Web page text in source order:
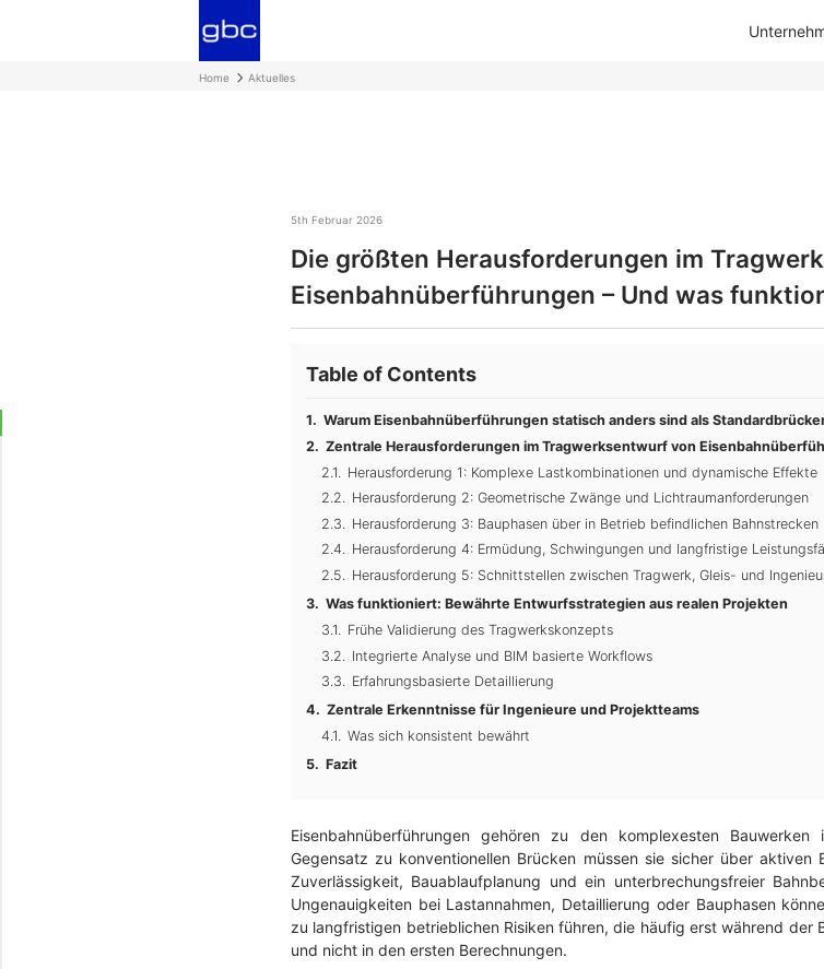
Home Aktuelles
5th Februar 2026
Die größten Herausforderungen im
Eisenbahnüberführungen – Und was
Table of Contents
Warum Eisenbahnüberführungen statisch anders sind als
Zentrale Herausforderungen im Tragwerksentwurf von
Herausforderung 1: Komplexe Lastkombinationen und dynamische Effekte
Herausforderung 2: Geometrische Zwänge und Lichtraumanforderungen
Herausforderung 3: Bauphasen über in Betrieb befindlichen Bahnstrecken
Herausforderung 4: Ermüdung, Schwingungen und langfristige
Herausforderung 5: Schnittstellen zwischen Tragwerk, Gleis- und
Was funktioniert: Bewährte Entwurfsstrategien aus realen Projekten
Frühe Validierung des Tragwerkskonzepts
Integrierte Analyse und BIM basierte Workflows
Erfahrungsbasierte Detaillierung
Zentrale Erkenntnisse für Ingenieure und Projektteams
Was sich konsistent bewährt
Fazit
Eisenbahnüberführungen gehören zu den komplexesten Bauwerken
Gegensatz zu konventionellen Brücken müssen sie sicher über
Zuverlässigkeit, Bauablaufplanung und ein unterbrechungsfreier
Ungenauigkeiten bei Lastannahmen, Detaillierung oder Bauphasen
zu langfristigen betrieblichen Risiken führen, die häufig erst während
und nicht in den ersten Berechnungen.